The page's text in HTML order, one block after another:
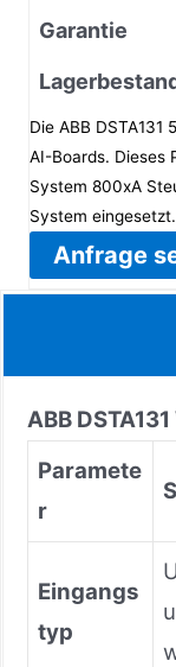
Garantie
Die ABB
AI-Boards. Dieses
System 800xA
System eingesetzt.
Anfrage
ABB
Paramete
r
Eingangs
typ